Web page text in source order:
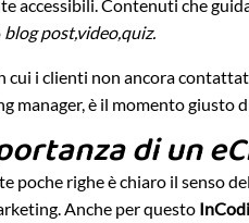
accessibili. Contenuti che
blog post,video,quiz.
cui i clienti non ancora
manager, è il momento giusto
di un
poche righe è chiaro il senso
Anche per questo